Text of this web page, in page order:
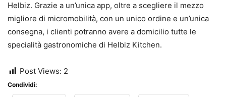
Helbiz. Grazie a un’unica app, oltre a scegliere il mezzo
migliore di micromobilità, con un unico ordine e un’unica
consegna, i clienti potranno avere a domicilio tutte le
specialità gastronomiche di Helbiz Kitchen.
Post Views: 2
Condividi: